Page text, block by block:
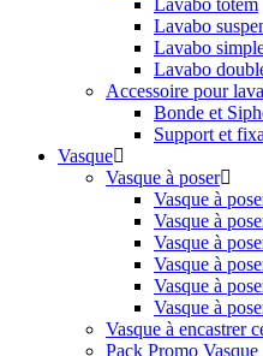
Lavabo totem
Lavabo
Lavabo
Lavabo
Accessoire pour
Bonde et
Support et
Vasque
Vasque à poser
Vasque à
Vasque à
Vasque à
Vasque à
Vasque à
Vasque à
Vasque à encastrer
Pack Promo Vasque